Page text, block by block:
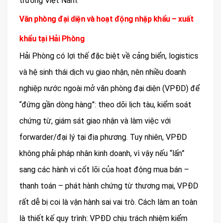
Văn phòng đại diện và hoạt động nhập khẩu – xuất
khẩu tại Hải Phòng
Hải Phòng có lợi thế đặc biệt về cảng biển, logistics
và hệ sinh thái dịch vụ giao nhận, nên nhiều doanh
nghiệp nước ngoài mở văn phòng đại diện (VPĐD) để
“đứng gần dòng hàng”: theo dõi lịch tàu, kiểm soát
chứng từ, giám sát giao nhận và làm việc với
forwarder/đại lý tại địa phương. Tuy nhiên, VPĐD
không phải pháp nhân kinh doanh, vì vậy nếu “lấn”
sang các hành vi cốt lõi của hoạt động mua bán –
thanh toán – phát hành chứng từ thương mại, VPĐD
rất dễ bị coi là vận hành sai vai trò. Cách làm an toàn
là thiết kế quy trình: VPĐD chịu trách nhiệm kiểm